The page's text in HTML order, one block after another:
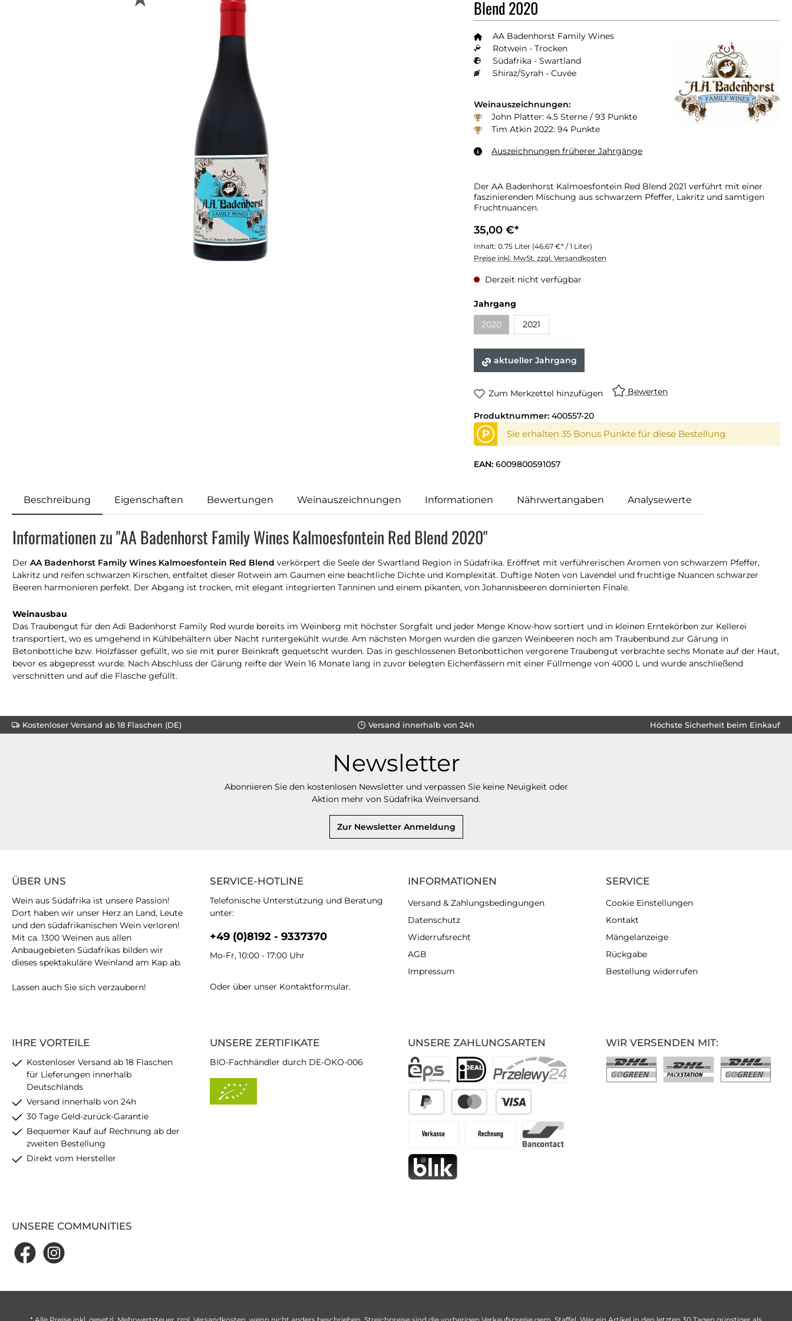
Blend 2020
AA Badenhorst Family Wines
Rotwein - Trocken
Südafrika - Swartland
Shiraz/Syrah - Cuvée
Weinauszeichnungen:
John Platter: 4.5 Sterne / 93 Punkte
Tim Atkin 2022: 94 Punkte
Auszeichnungen früherer Jahrgänge
Der AA Badenhorst Kalmoesfontein Red Blend 2021 verführt mit einer
faszinierenden Mischung aus schwarzem Pfeffer, Lakritz und samtigen
Fruchtnuancen.
35,00 €*
Inhalt: 0.75 Liter (46,67 €* / 1 Liter)
Preise inkl. MwSt. zzgl. Versandkosten
Derzeit nicht verfügbar
Jahrgang
2020(Diese Option ist zurzeit nicht verfügbar.)
2021
aktueller Jahrgang
Zum Merkzettel hinzufügen Bewerten
Produktnummer: 400557-20
P Sie erhalten 35 Bonus Punkte für diese Bestellung
EAN: 6009800591057
Beschreibung Eigenschaften Bewertungen Weinauszeichnungen Informationen Nährwertangaben Analysewerte
Informationen zu "AA Badenhorst Family Wines Kalmoesfontein Red Blend 2020"
Der AA Badenhorst Family Wines Kalmoesfontein Red Blend verkörpert die Seele der Swartland Region in Südafrika. Eröffnet mit verführerischen Aromen von schwarzem Pfeffer,
Lakritz und reifen schwarzen Kirschen, entfaltet dieser Rotwein am Gaumen eine beachtliche Dichte und Komplexität. Duftige Noten von Lavendel und fruchtige Nuancen schwarzer
Beeren harmonieren perfekt. Der Abgang ist trocken, mit elegant integrierten Tanninen und einem pikanten, von Johannisbeeren dominierten Finale.
Weinausbau
Das Traubengut für den Adi Badenhorst Family Red wurde bereits im Weinberg mit höchster Sorgfalt und jeder Menge Know-how sortiert und in kleinen Erntekörben zur Kellerei
transportiert, wo es umgehend in Kühlbehältern über Nacht runtergekühlt wurde. Am nächsten Morgen wurden die ganzen Weinbeeren noch am Traubenbund zur Gärung in
Betonbottiche bzw. Holzfässer gefüllt, wo sie mit purer Beinkraft gequetscht wurden. Das in geschlossenen Betonbottichen vergorene Traubengut verbrachte sechs Monate auf der Haut,
bevor es abgepresst wurde. Nach Abschluss der Gärung reifte der Wein 16 Monate lang in zuvor belegten Eichenfässern mit einer Füllmenge von 4000 L und wurde anschließend
verschnitten und auf die Flasche gefüllt.
Kostenloser Versand ab 18 Flaschen (DE) Versand innerhalb von 24h Höchste Sicherheit beim Einkauf
Newsletter
Abonnieren Sie den kostenlosen Newsletter und verpassen Sie keine Neuigkeit oder
Aktion mehr von Südafrika Weinversand.
Zur Newsletter Anmeldung
SERVICE-HOTLINE
Telefonische Unterstützung und Beratung
unter:
+49 (0)8192 - 9337370
Mo-Fr, 10:00 - 17:00 Uhr
Oder über unser Kontaktformular.
IHRE VORTEILE
Kostenloser Versand ab 18 Flaschen
für Lieferungen innerhalb
Deutschlands
Versand innerhalb von 24h
30 Tage Geld-zurück-Garantie
Bequemer Kauf auf Rechnung ab der
zweiten Bestellung
Direkt vom Hersteller
UNSERE ZAHLUNGSARTEN
ÜBER UNS
Wein aus Südafrika ist unsere Passion!
Dort haben wir unser Herz an Land, Leute
und den südafrikanischen Wein verloren!
Mit ca. 1300 Weinen aus allen
Anbaugebieten Südafrikas bilden wir
dieses spektakuläre Weinland am Kap ab.
Lassen auch Sie sich verzaubern!
UNSERE ZERTIFIKATE
BIO-Fachhändler durch DE-ÖKO-006
INFORMATIONEN
Versand & Zahlungsbedingungen
Datenschutz
Widerrufsrecht
AGB
Impressum
SERVICE
Cookie Einstellungen
Kontakt
Mängelanzeige
Rückgabe
Bestellung widerrufen
UNSERE COMMUNITIES
WIR VERSENDEN MIT: